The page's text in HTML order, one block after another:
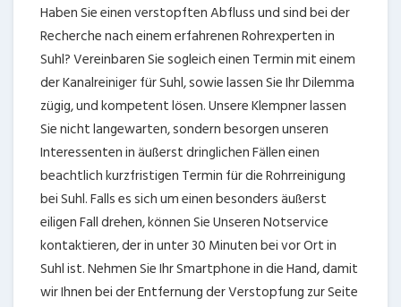
Haben Sie einen verstopften Abfluss und sind bei der
Recherche nach einem erfahrenen Rohrexperten in
Suhl? Vereinbaren Sie sogleich einen Termin mit einem
der Kanalreiniger für Suhl, sowie lassen Sie Ihr Dilemma
zügig, und kompetent lösen. Unsere Klempner lassen
Sie nicht langewarten, sondern besorgen unseren
Interessenten in äußerst dringlichen Fällen einen
beachtlich kurzfristigen Termin für die Rohrreinigung
bei Suhl. Falls es sich um einen besonders äußerst
eiligen Fall drehen, können Sie Unseren Notservice
kontaktieren, der in unter 30 Minuten bei vor Ort in
Suhl ist. Nehmen Sie Ihr Smartphone in die Hand, damit
wir Ihnen bei der Entfernung der Verstopfung zur Seite